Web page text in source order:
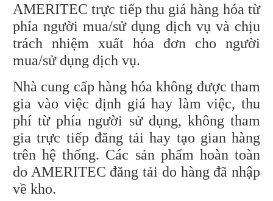
AMERITEC trực tiếp thu giá hàng hóa từ
phía người mua/sử dụng dịch vụ và chịu
trách nhiệm xuất hóa đơn cho người
mua/sử dụng dịch vụ.
Nhà cung cấp hàng hóa không được tham
gia vào việc định giá hay làm việc, thu
phí từ phía người sử dụng, không tham
gia trực tiếp đăng tải hay tạo gian hàng
trên hệ thống. Các sản phẩm hoàn toàn
do AMERITEC đăng tải do hàng đã nhập
về kho.